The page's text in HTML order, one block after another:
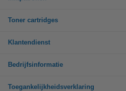
Toner cartridges
Klantendienst
Bedrijfsinformatie
Toegankelijkheidsverklaring